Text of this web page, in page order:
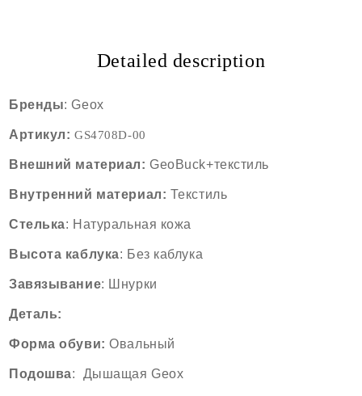
Detailed description
Бренды: Geox
Артикул:GS4708D-00
Внешний материал: GeoBuck+текстиль
Внутренний материал: Текстиль
Стелька: Натуральная кожа
Высота каблука: Без каблука
Завязывание: Шнурки
Деталь:
Форма обуви: Oвальный
Подошва: Дышащая Geox